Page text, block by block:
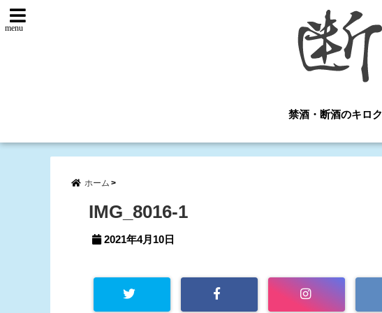
menu
禁酒・断酒のキロク
ホーム
IMG_8016-1
2021年4月10日